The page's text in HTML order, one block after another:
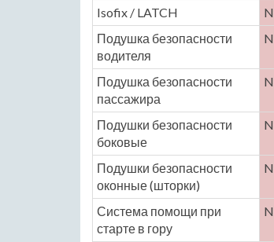
Isofix / LATCH
Подушка безопасности
водителя
Подушка безопасности
пассажира
Подушки безопасности
боковые
Подушки безопасности
оконные (шторки)
Система помощи при
старте в гору